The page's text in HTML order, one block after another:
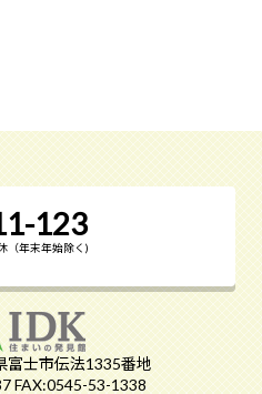
123
（年末年始除く)
富士市伝法1335番地
FAX:0545-53-1338